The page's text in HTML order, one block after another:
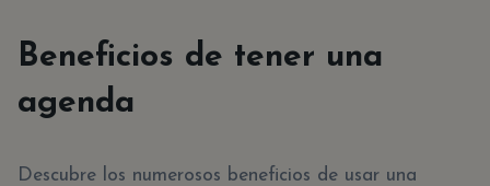
Beneficios de tener una
agenda
Descubre los numerosos beneficios de usar una